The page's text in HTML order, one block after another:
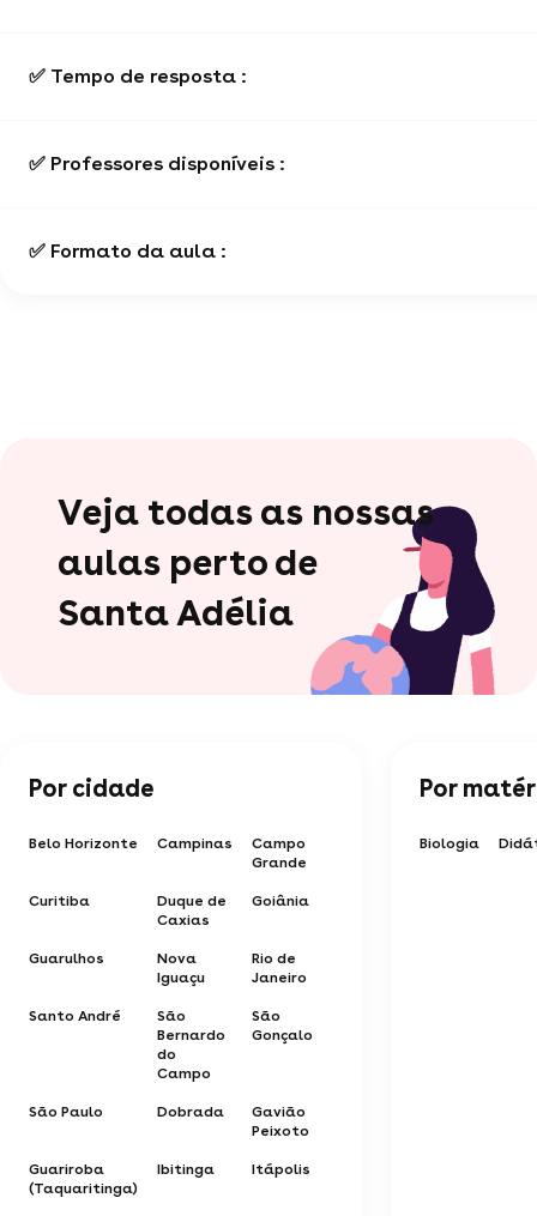
✅ Tempo de resposta :
✅ Professores disponíveis :
✅ Formato da aula :
Veja todas as nossas
aulas perto de
Santa Adélia
Por cidade
Belo Horizonte Campinas
Campo
Grande
Curitiba
Duque de
Caxias
Goiânia
Guarulhos
Nova
Iguaçu
Rio de
Janeiro
Santo André
São
Bernardo
do
Campo
São
Gonçalo
São Paulo Dobrada
Gavião
Peixoto
Guariroba
(Taquaritinga)
Ibitinga Itápolis
Por
Biologia